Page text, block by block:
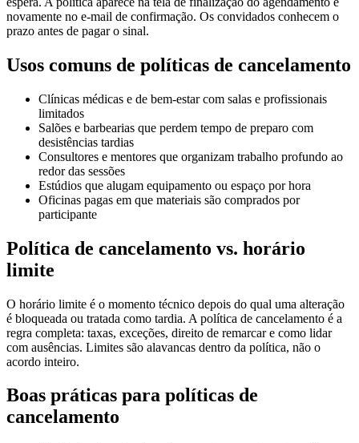
novamente no e-mail de confirmação. Os convidados conhecem o
prazo antes de pagar o sinal.
Usos comuns de políticas de cancelamento
Clínicas médicas e de bem-estar com salas e profissionais
limitados
Salões e barbearias que perdem tempo de preparo com
desistências tardias
Consultores e mentores que organizam trabalho profundo ao
redor das sessões
Estúdios que alugam equipamento ou espaço por hora
Oficinas pagas em que materiais são comprados por
participante
Política de cancelamento vs. horário
limite
O horário limite é o momento técnico depois do qual uma alteração
é bloqueada ou tratada como tardia. A política de cancelamento é a
regra completa: taxas, exceções, direito de remarcar e como lidar
com ausências. Limites são alavancas dentro da política, não o
acordo inteiro.
Boas práticas para políticas de
cancelamento